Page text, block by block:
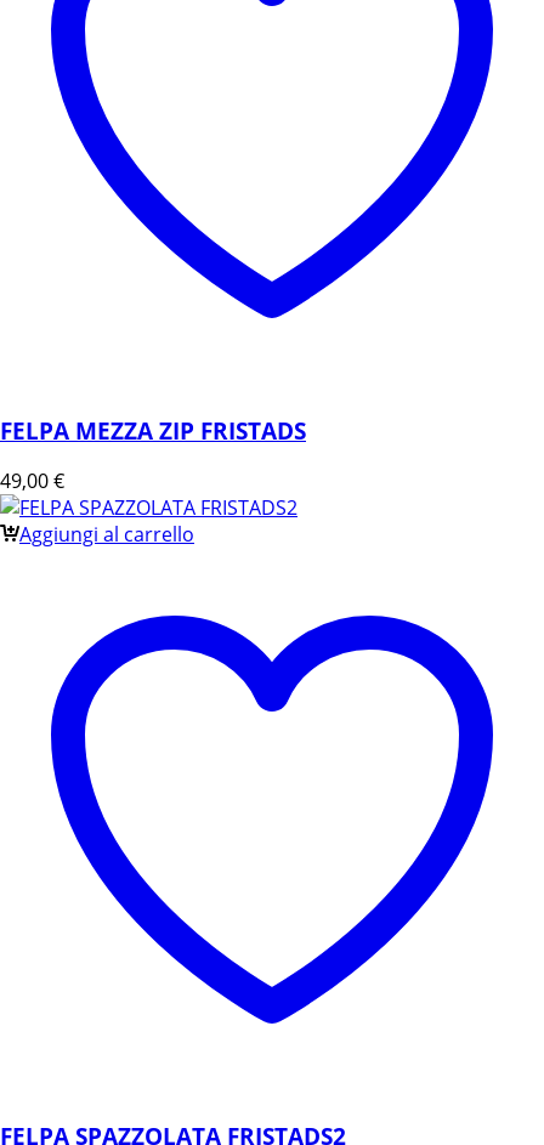
FELPA MEZZA ZIP FRISTADS
49,00€
Aggiungi al carrello
FELPA SPAZZOLATA FRISTADS2